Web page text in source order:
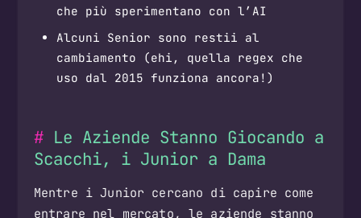
che più sperimentano con l’AI
Alcuni Senior sono restii al
cambiamento (ehi, quella regex che
uso dal 2015 funziona ancora!)
Le Aziende Stanno Giocando a
Scacchi, i Junior a Dama
Mentre i Junior cercano di capire come
entrare nel mercato, le aziende stanno